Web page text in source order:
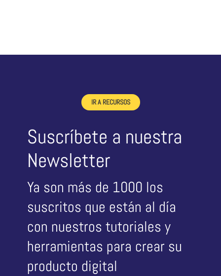
IR A RECURSOS
Suscríbete a nuestra
Newsletter
Ya son más de 1000 los
suscritos que están al día
con nuestros tutoriales y
herramientas para crear su
producto digital